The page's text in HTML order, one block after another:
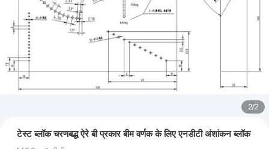
1/2
टेस्ट ब्लॉक चरणबद्ध ऐरे बी प्रकार बीम वर्णक के लिए एनडीटी अंशांकन ब्लॉक